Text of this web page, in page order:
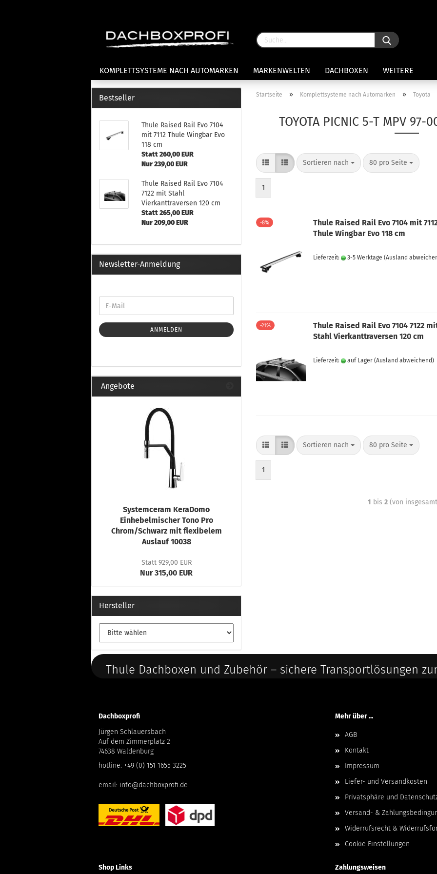
KOMPLETTSYSTEME NACH AUTOMARKEN MARKENWELTEN DACHBOXEN WEITERE
Dachfahrradträger
Heckklappenfahrradträger
Anhängekupplungsträger
E-Bike Fahrradträger
Lastenträgerfüße
Laststreben
Universaltträger Reling
Thule Montagekits 50.. für 7105
Clamp Fußsatz Fahrzeuge mit
normalen Dach
Thule Kits 30.. für 753 Fußsatz
mit Fixpunkte
Thule Montagekits 40.. für 753
Fußsatz Fahrzeuge mit
Thule Montagekits 60.. für 7106
Fußsatz Fahrzeuge mit
integrierter Reling
Dachskiträger
Thule Ersatzteile
Gepäck und Reisetaschen
Startseite » Komplettsysteme nach Automarken » Toyota
TOYOTA PICNIC 5-T MPV 97-
Sortieren nach 80 pro Seite
1
-8%
Thule Raised Rail Evo 7104 mit
Thule Wingbar Evo 118 cm
Lieferzeit: 3-5 Werktage (Ausland
-21%
Thule Raised Rail Evo 7104 7122
Stahl Vierkanttraversen 120 cm
Lieferzeit: auf Lager (Ausland abweichend)
Sortieren nach 80 pro Seite
1
1 bis2 (von
Bestseller
Thule Raised Rail Evo 7104
mit 7112 Thule Wingbar Evo
118 cm
Statt 260,00 EUR
Nur 239,00 EUR
Thule Raised Rail Evo 7104
7122 mit Stahl
Vierkanttraversen 120 cm
Statt 265,00 EUR
Nur 209,00 EUR
Newsletter-Anmeldung
ANMELDEN
Angebote
Systemceram KeraDomo
Einhebelmischer Tono Pro
Chrom/Schwarz mit flexibelem
Auslauf 10038
Statt 929,00 EUR
Nur 315,00 EUR
Hersteller
Thule Dachboxen und Zubehör – sichere Transportlösungen
Dachboxprofi
Jürgen Schlauersbach
Auf dem Zimmerplatz 2
74638 Waldenburg
hotline: +49 (0) 151 1655 3225
email: info@dachboxprofi.de
Mehr über ...
AGB
Kontakt
Impressum
Liefer- und Versandkosten
Privatsphäre und
Versand- &
Widerrufsrecht &
Cookie Einstellungen
Shop Links Zahlungsweisen